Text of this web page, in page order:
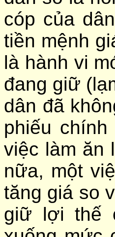
cóp của
tiền mệnh
là hành vi
đang giữ
dân đã
phiếu
việc làm ăn
nữa, một
tăng giá so
giữ lợi thế